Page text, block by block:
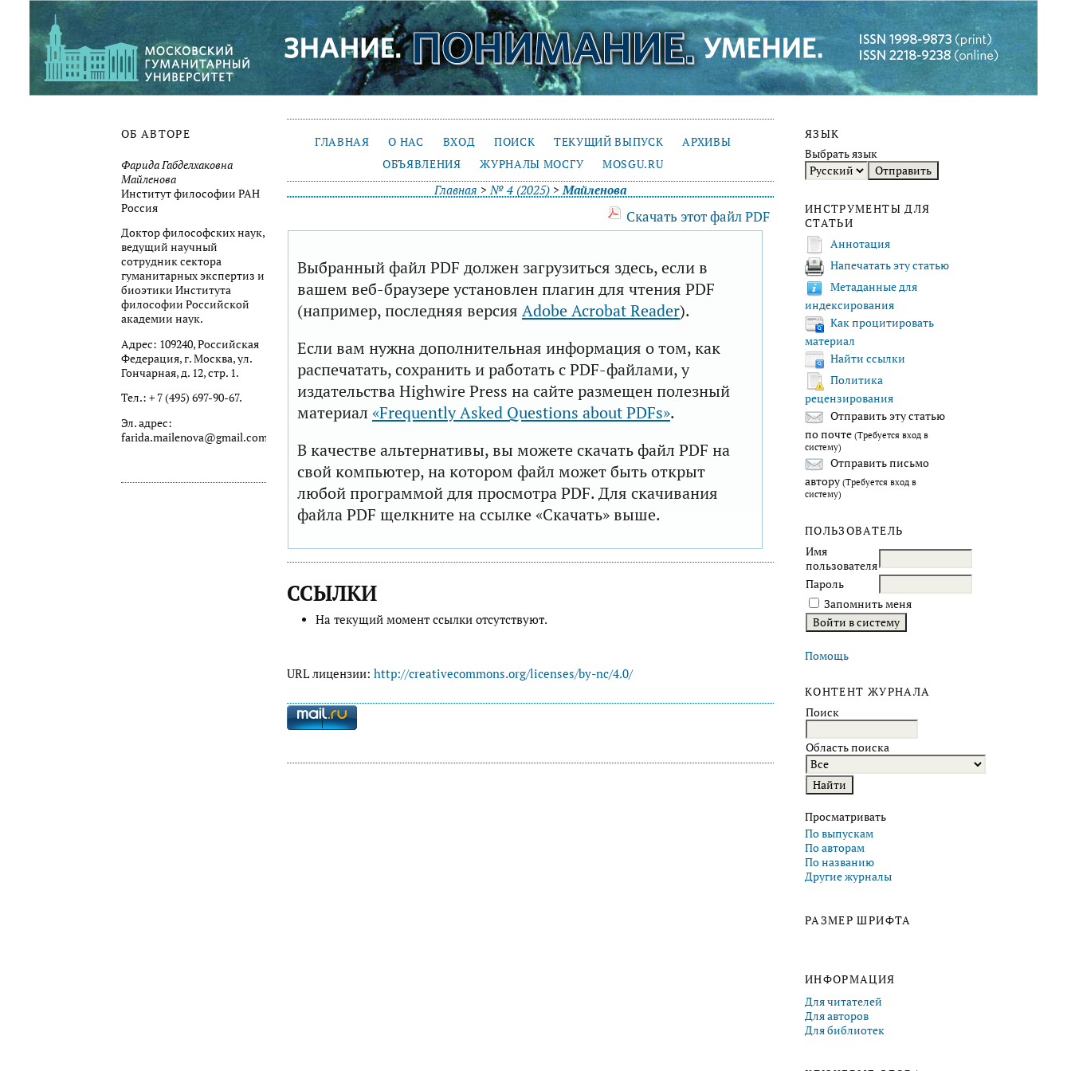
ОБ АВТОРЕ
Фарида Габделхаковна
Майленова
Институт философии РАН
Россия
Доктор философских наук,
ведущий научный
сотрудник сектора
гуманитарных экспертиз и
биоэтики Института
философии Российской
академии наук.
Адрес: 109240, Российская
Федерация, г. Москва, ул.
Гончарная, д. 12, стр. 1.
Тел.: + 7 (495) 697-90-67.
Эл. адрес:
farida.mailenova@gmail.com
ЯЗЫК
Выбрать язык
ИНСТРУМЕНТЫ ДЛЯ
СТАТЬИ
Аннотация
Напечатать эту статью
Метаданные для
индексирования
Как процитировать
материал
Найти ссылки
Политика
рецензирования
Отправить эту статью
по почте (Требуется вход в
систему)
Отправить письмо
автору (Требуется вход в
систему)
ПОЛЬЗОВАТЕЛЬ
Имя
пользователя
Пароль
Запомнить меня
Помощь
КОНТЕНТ ЖУРНАЛА
Поиск
Область поиска
Просматривать
По выпускам
По авторам
По названию
Другие журналы
РАЗМЕР ШРИФТА
ИНФОРМАЦИЯ
Для читателей
Для авторов
Для библиотек
ГЛАВНАЯ О НАС ВХОД ПОИСК ТЕКУЩИЙ ВЫПУСК
АРХИВЫ
ОБЪЯВЛЕНИЯ
ЖУРНАЛЫ МОСГУ MOSGU.RU
Главная >№ 4 (2025) >Майленова
Скачать этот файл PDF
Выбранный файл PDF должен загрузиться здесь, если в
вашем веб-браузере установлен плагин для чтения PDF
(например, последняя версия Adobe Acrobat Reader).
Если вам нужна дополнительная информация о том, как
распечатать, сохранить и работать с PDF-файлами, у
издательства Highwire Press на сайте размещен полезный
материал «Frequently Asked Questions about PDFs».
В качестве альтернативы, вы можете скачать файл PDF на
свой компьютер, на котором файл может быть открыт
любой программой для просмотра PDF. Для скачивания
файла PDF щелкните на ссылке «Скачать» выше.
ССЫЛКИ
На текущий момент ссылки отсутствуют.
URL лицензии: http://creativecommons.org/licenses/by-nc/4.0/